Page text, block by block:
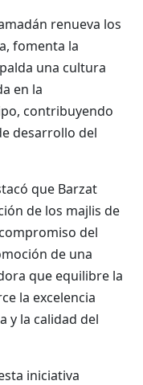
renueva los
fomenta la
una cultura
en la
contribuyendo
desarrollo del
que Barzat
de los majlis de
del
de una
que equilibre la
la excelencia
y la calidad del
iniciativa